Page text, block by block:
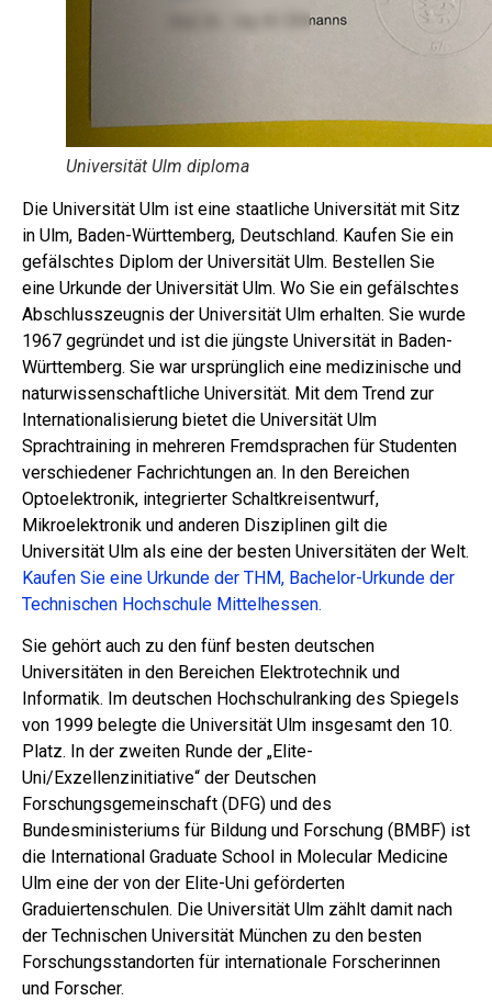
Universität Ulm diploma
Die Universität Ulm ist eine staatliche Universität mit Sitz
in Ulm, Baden-Württemberg, Deutschland. Kaufen Sie ein
gefälschtes Diplom der Universität Ulm. Bestellen Sie
eine Urkunde der Universität Ulm. Wo Sie ein gefälschtes
Abschlusszeugnis der Universität Ulm erhalten. Sie wurde
1967 gegründet und ist die jüngste Universität in Baden-
Württemberg. Sie war ursprünglich eine medizinische und
naturwissenschaftliche Universität. Mit dem Trend zur
Internationalisierung bietet die Universität Ulm
Sprachtraining in mehreren Fremdsprachen für Studenten
verschiedener Fachrichtungen an. In den Bereichen
Optoelektronik, integrierter Schaltkreisentwurf,
Mikroelektronik und anderen Disziplinen gilt die
Universität Ulm als eine der besten Universitäten der Welt.
Kaufen Sie eine Urkunde der THM, Bachelor-Urkunde der
Technischen Hochschule Mittelhessen.
Sie gehört auch zu den fünf besten deutschen
Universitäten in den Bereichen Elektrotechnik und
Informatik. Im deutschen Hochschulranking des Spiegels
von 1999 belegte die Universität Ulm insgesamt den 10.
Platz. In der zweiten Runde der „Elite-
Uni/Exzellenzinitiative“ der Deutschen
Forschungsgemeinschaft (DFG) und des
Bundesministeriums für Bildung und Forschung (BMBF) ist
die International Graduate School in Molecular Medicine
Ulm eine der von der Elite-Uni geförderten
Graduiertenschulen. Die Universität Ulm zählt damit nach
der Technischen Universität München zu den besten
Forschungsstandorten für internationale Forscherinnen
und Forscher.